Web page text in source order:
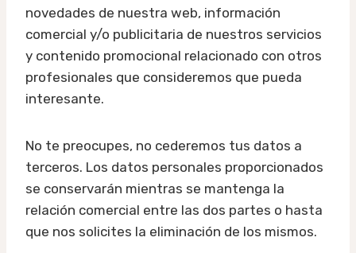
novedades de nuestra web, información
comercial y/o publicitaria de nuestros servicios
y contenido promocional relacionado con otros
profesionales que consideremos que pueda
interesante.
No te preocupes, no cederemos tus datos a
terceros. Los datos personales proporcionados
se conservarán mientras se mantenga la
relación comercial entre las dos partes o hasta
que nos solicites la eliminación de los mismos.